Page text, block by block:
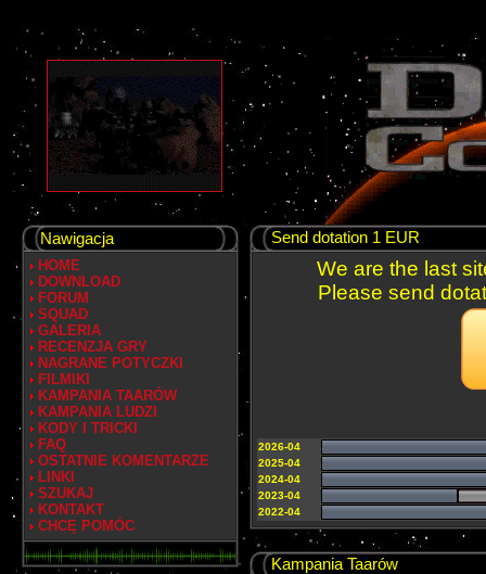
Nawigacja
HOME
DOWNLOAD
FORUM
SQUAD
GALERIA
RECENZJA GRY
NAGRANE POTYCZKI
FILMIKI
KAMPANIA TAARÓW
KAMPANIA LUDZI
KODY I TRICKI
FAQ
OSTATNIE KOMENTARZE
LINKI
SZUKAJ
KONTAKT
CHCĘ POMÓC
Send dotation 1 EUR
We are the last
Please send
2026-04
2025-04
2024-04
2023-04
2022-04
Kampania Taarów